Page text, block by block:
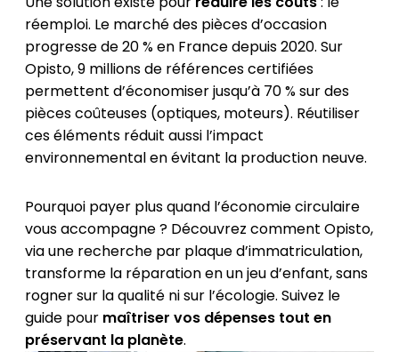
réemploi. Le marché des pièces d’occasion
progresse de 20 % en France depuis 2020. Sur
Opisto, 9 millions de références certifiées
permettent d’économiser jusqu’à 70 % sur des
pièces coûteuses (optiques, moteurs). Réutiliser
ces éléments réduit aussi l’impact
environnemental en évitant la production neuve.
Pourquoi payer plus quand l’économie circulaire
vous accompagne ? Découvrez comment Opisto,
via une recherche par plaque d’immatriculation,
transforme la réparation en un jeu d’enfant, sans
rogner sur la qualité ni sur l’écologie. Suivez le
guide pour maîtriser vos dépenses tout en
préservant la planète.